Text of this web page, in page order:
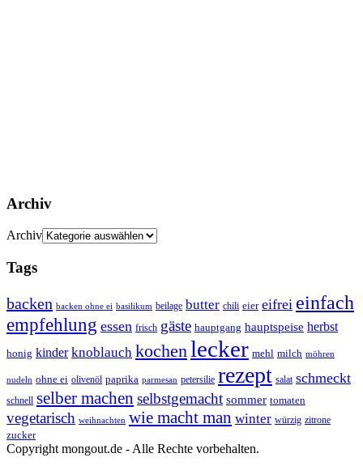
Archiv
Archiv
Tags
backen backen ohne ei basilikum beilage butter chili eier eifrei einfach
empfehlung essen frisch gäste hauptgang hauptspeise herbst
honig kinder knoblauch kochen lecker mehl milch möhren
nudeln ohne ei olivenöl paprika parmesan petersilie rezept salat schmeckt
schnell selber machen selbstgemacht sommer tomaten
vegetarisch weihnachten wie macht man winter würzig zitrone
zucker
Copyright mongout.de - Alle Rechte vorbehalten.